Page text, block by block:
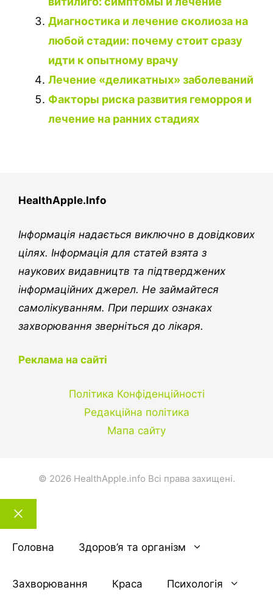
Диагностика и лечение сколиоза на
любой стадии: почему стоит сразу
идти к опытному врачу
Лечение «деликатных» заболеваний
Факторы риска развития геморроя и
лечение на ранних стадиях
HealthApple.Info
Інформація надається виключно в довідкових
цілях. Інформація для статей взята з
наукових видавництв та підтверджених
інформаційних джерел. Не займайтеся
самолікуванням. При перших ознаках
захворювання зверніться до лікаря.
Реклама на сайті
Політика Конфіденційності
Редакційна політика
Мапа сайту
© 2026 HealthApple.info Всі права захищені.
Закрити
тему
Головна Здоров’я та організм
Захворювання Краса Психологія